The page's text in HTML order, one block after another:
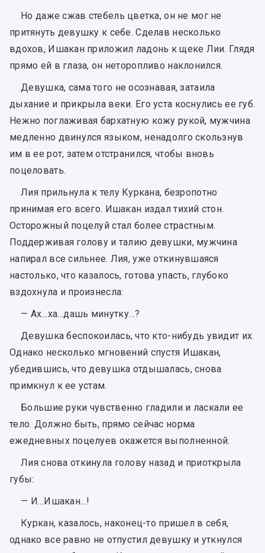
Но даже сжав стебель цветка, он не мог не
притянуть девушку к себе. Сделав несколько
вдохов, Ишакан приложил ладонь к щеке Лии. Глядя
прямо ей в глаза, он неторопливо наклонился.
Девушка, сама того не осознавая, затаила
дыхание и прикрыла веки. Его уста коснулись ее губ.
Нежно поглаживая бархатную кожу рукой, мужчина
медленно двинулся языком, ненадолго скользнув
им в ее рот, затем отстранился, чтобы вновь
поцеловать.
Лия прильнула к телу Куркана, безропотно
принимая его всего. Ишакан издал тихий стон.
Осторожный поцелуй стал более страстным.
Поддерживая голову и талию девушки, мужчина
напирал все сильнее. Лия, уже откинувшаяся
настолько, что казалось, готова упасть, глубоко
вздохнула и произнесла:
— Ах…ха…дашь минутку…?
Девушка беспокоилась, что кто-нибудь увидит их.
Однако несколько мгновений спустя Ишакан,
убедившись, что девушка отдышалась, снова
примкнул к ее устам.
Большие руки чувственно гладили и ласкали ее
тело. Должно быть, прямо сейчас норма
ежедневных поцелуев окажется выполненной.
Лия снова откинула голову назад и приоткрыла
губы:
— И…Ишакан...!
Куркан, казалось, наконец-то пришел в себя,
однако все равно не отпустил девушку и уткнулся